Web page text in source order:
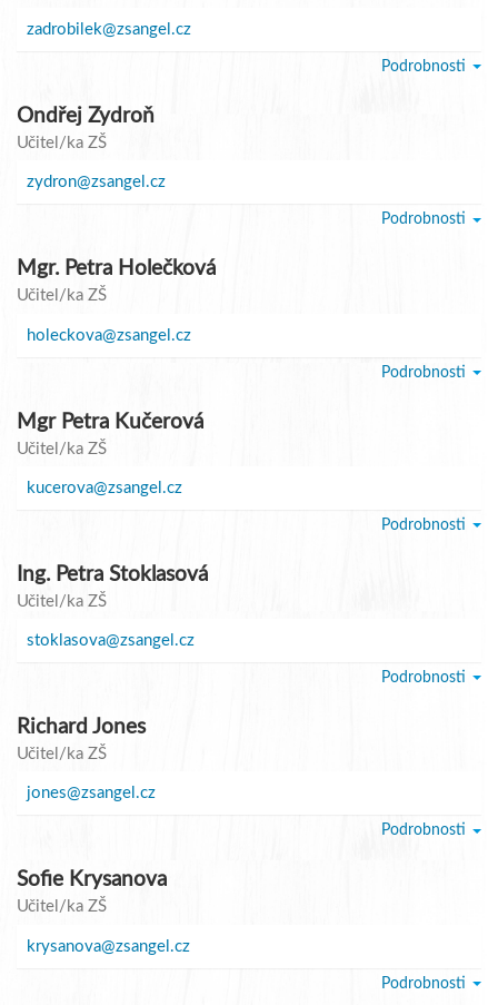
zadrobilek@zsangel.cz
Podrobnosti
Ondřej Zydroň
Učitel/ka ZŠ
zydron@zsangel.cz
Podrobnosti
Mgr. Petra Holečková
Učitel/ka ZŠ
holeckova@zsangel.cz
Podrobnosti
Mgr Petra Kučerová
Učitel/ka ZŠ
kucerova@zsangel.cz
Podrobnosti
Ing. Petra Stoklasová
Učitel/ka ZŠ
stoklasova@zsangel.cz
Podrobnosti
Richard Jones
Učitel/ka ZŠ
jones@zsangel.cz
Podrobnosti
Sofie Krysanova
Učitel/ka ZŠ
krysanova@zsangel.cz
Podrobnosti